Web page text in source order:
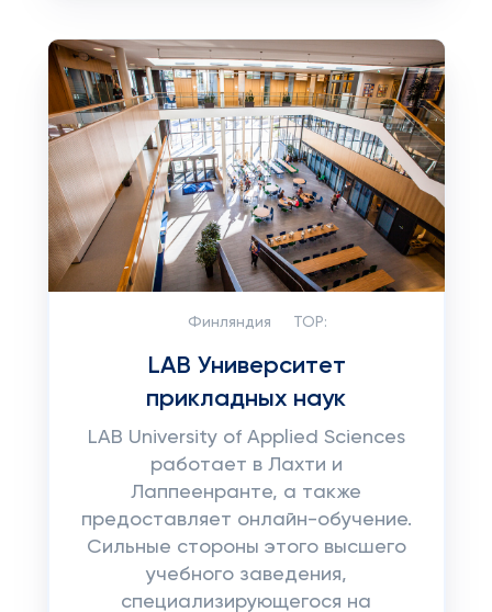
Финляндия TOP:
LAB Университет
прикладных наук
LAB University of Applied Sciences
работает в Лахти и
Лаппеенранте, а также
предоставляет онлайн-обучение.
Сильные стороны этого высшего
учебного заведения,
специализирующегося на